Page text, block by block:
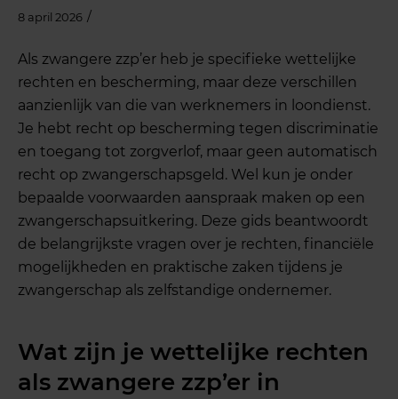
8 april 2026 /
Als zwangere zzp’er heb je specifieke wettelijke
rechten en bescherming, maar deze verschillen
aanzienlijk van die van werknemers in loondienst.
Je hebt recht op bescherming tegen discriminatie
en toegang tot zorgverlof, maar geen automatisch
recht op zwangerschapsgeld. Wel kun je onder
bepaalde voorwaarden aanspraak maken op een
zwangerschapsuitkering. Deze gids beantwoordt
de belangrijkste vragen over je rechten, financiële
mogelijkheden en praktische zaken tijdens je
zwangerschap als zelfstandige ondernemer.
Wat zijn je wettelijke rechten
als zwangere zzp’er in